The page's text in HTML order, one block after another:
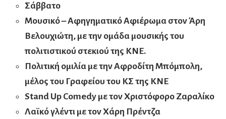
Σάββατο
Μουσικό – Αφηγηματικό Αφιέρωμα στον Άρη
Βελουχιώτη, με την ομάδα μουσικής του
πολιτιστικού στεκιού της ΚΝΕ.
Πολιτική ομιλία με την Αφροδίτη Μπόμπολη,
μέλος του Γραφείου του ΚΣ της ΚΝΕ
Stand Up Comedy με τον Χριστόφορο Ζαραλίκο
Λαϊκό γλέντι με τον Χάρη Πρέντζα